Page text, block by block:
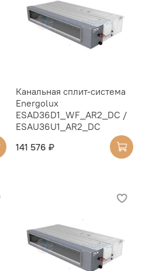
Канальная сплит-система
Energolux
ESAD36D1_WF_AR2_DC /
ESAU36U1_AR2_DC
141 576 ₽